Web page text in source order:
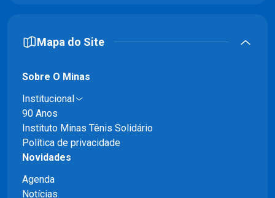
Mapa do Site
Sobre O Minas
Institucional
90 Anos
Instituto Minas Tênis Solidário
Política de privacidade
Novidades
Agenda
Notícias